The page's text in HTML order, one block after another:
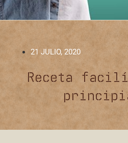
21 JULIO, 2020
Receta